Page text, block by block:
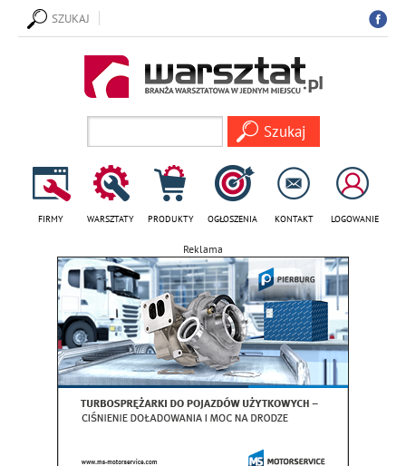
SZUKAJ
FIRMY WARSZTATY PRODUKTY OGŁOSZENIA KONTAKT LOGOWANIE
Reklama